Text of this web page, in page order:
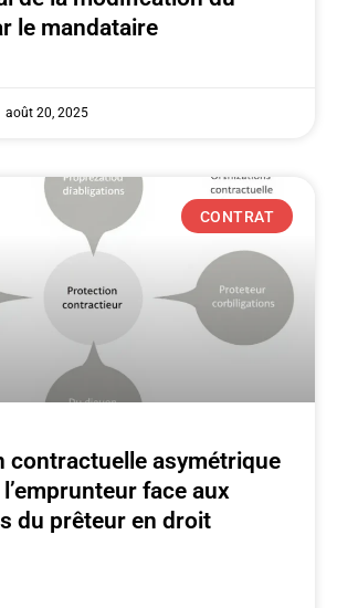
le mandataire
août 20, 2025
CONTRAT
contractuelle asymétrique
face aux
du prêteur en droit